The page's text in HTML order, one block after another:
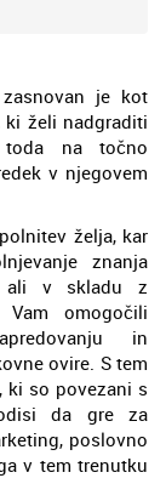
je kot
ki želi nadgraditi
toda na točno
v njegovem
želja, kar
znanja
ali v skladu z
Vam omogočili
in
ovire. S tem
ki so povezani s
da gre za
poslovno
v tem trenutku